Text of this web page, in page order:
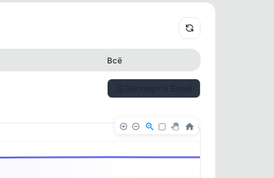
Всё